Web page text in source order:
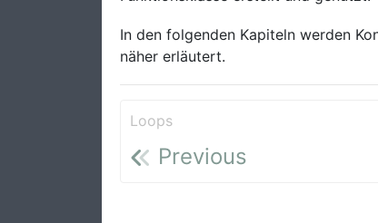
In den folgenden Kapiteln werden
näher erläutert.
Loops
Previous